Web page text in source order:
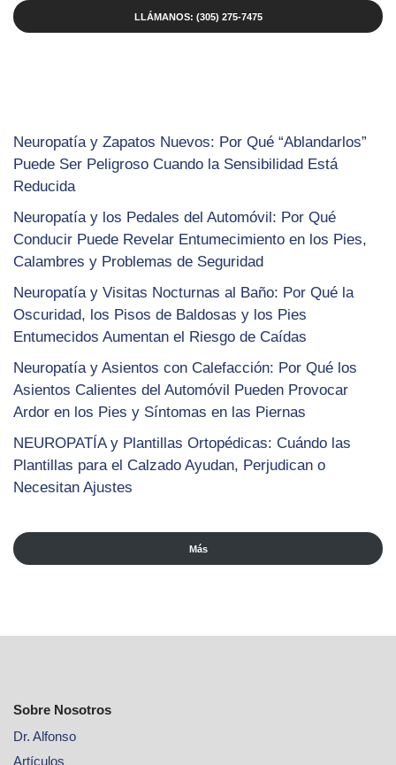
LLÁMANOS: (305) 275-7475
Neuropatía y Zapatos Nuevos: Por Qué “Ablandarlos”
Puede Ser Peligroso Cuando la Sensibilidad Está
Reducida
Neuropatía y los Pedales del Automóvil: Por Qué
Conducir Puede Revelar Entumecimiento en los Pies,
Calambres y Problemas de Seguridad
Neuropatía y Visitas Nocturnas al Baño: Por Qué la
Oscuridad, los Pisos de Baldosas y los Pies
Entumecidos Aumentan el Riesgo de Caídas
Neuropatía y Asientos con Calefacción: Por Qué los
Asientos Calientes del Automóvil Pueden Provocar
Ardor en los Pies y Síntomas en las Piernas
NEUROPATÍA y Plantillas Ortopédicas: Cuándo las
Plantillas para el Calzado Ayudan, Perjudican o
Necesitan Ajustes
Más
Sobre Nosotros
Dr. Alfonso
Artículos